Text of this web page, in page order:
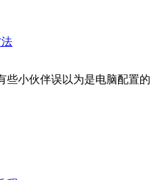
些小伙伴误以为是电脑配置的